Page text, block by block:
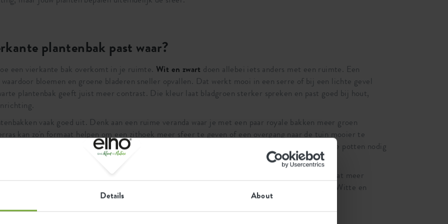
Details About
plantenbak past waar?
een vierkante bak overkomt in je ruimte. Wit en zwart doen allebei iets anders met een ruimte. Een
bloemen en groene bladeren sneller opvallen. Dat werkt mooi in een serre of bij een lichte gevel
plantenbak geeft juist meer contrast. Die kleur laat bladgroen sterker spreken en past goed bij hout,
vaak goed uit. Denk aan een ruime veranda waar je met een paar royale bakken meer groen
kan zo'n formaat helpen om een zithoek meer sfeer te geven of een overgang naar de tuin mooier te
of op een ruim balkon geven grotere bakken al snel meer aanwezigheid, zonder dat je veel losse potten nodig
pot staat mooi in een open woonkamer, naast een kast of bij een hoge pui waar een plant wat meer
terug onder overkappingen en op plekken waar een plant echt mag meedoen in het geheel. Witte en